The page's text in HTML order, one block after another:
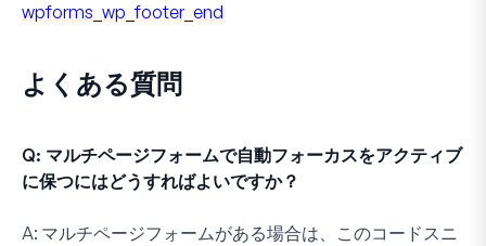
wpforms_wp_footer_end
よくある質問
Q: マルチページフォームで自動フォーカスをアクティブ
に保つにはどうすればよいですか？
A: マルチページフォームがある場合は、このコードスニ